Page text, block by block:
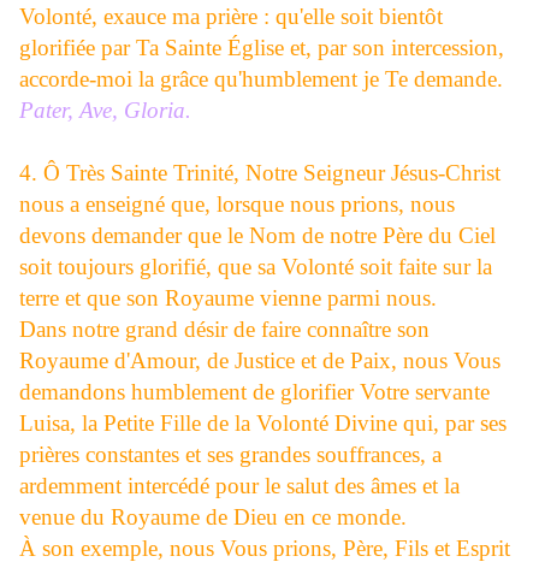
Volonté, exauce ma prière : qu'elle soit bientôt
glorifiée par Ta Sainte Église et, par son intercession,
accorde-moi la grâce qu'humblement je Te demande.
Pater, Ave, Gloria.
4. Ô Très Sainte Trinité, Notre Seigneur Jésus-Christ
nous a enseigné que, lorsque nous prions, nous
devons demander que le Nom de notre Père du Ciel
soit toujours glorifié, que sa Volonté soit faite sur la
terre et que son Royaume vienne parmi nous.
Dans notre grand désir de faire connaître son
Royaume d'Amour, de Justice et de Paix, nous Vous
demandons humblement de glorifier Votre servante
Luisa, la Petite Fille de la Volonté Divine qui, par ses
prières constantes et ses grandes souffrances, a
ardemment intercédé pour le salut des âmes et la
venue du Royaume de Dieu en ce monde.
À son exemple, nous Vous prions, Père, Fils et Esprit